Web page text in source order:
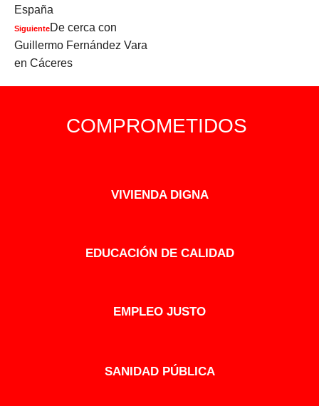
España
SiguienteDe cerca con
Guillermo Fernández Vara
en Cáceres
COMPROMETIDOS
VIVIENDA DIGNA
EDUCACIÓN DE CALIDAD
EMPLEO JUSTO
SANIDAD PÚBLICA